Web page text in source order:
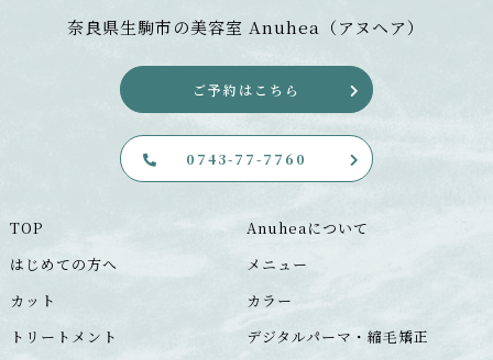
奈良県生駒市の美容室Anuhea（アヌヘア）
ご予約はこちら
0743-77-7760
TOP
Anuheaについて
はじめての方へ
メニュー
カット
カラー
トリートメント
デジタルパーマ・縮毛矯正